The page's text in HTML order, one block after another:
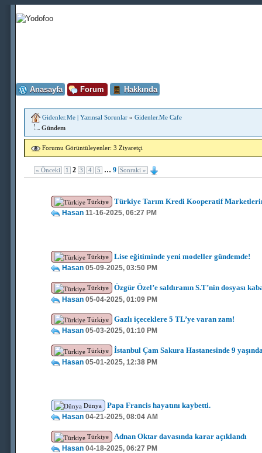
Anasayfa Forum Hakkında
Gidenler.Me | Yazınsal Sorunlar » Gidenler.Me Cafe
Gündem
Forumu Görüntüleyenler: 3 Ziyaretçi
« Önceki 1 2 3 4 5 … 9 Sonraki »
Türkiye Türkiye Tarım Kredi Kooperatif
Hasan 11-16-2025, 06:27 PM
Türkiye Lise eğitiminde yeni modeller gündemde!
Hasan 05-09-2025, 03:50 PM
Türkiye Özgür Özel’e saldıranın S.T’nin dosyası
Hasan 05-04-2025, 01:09 PM
Türkiye Gazlı içeceklere 5 TL’ye varan zam!
Hasan 05-03-2025, 01:10 PM
Türkiye İstanbul Çam Sakura Hastanesinde 9
Hasan 05-01-2025, 12:38 PM
Dünya Papa Francis hayatını kaybetti.
Hasan 04-21-2025, 08:04 AM
Türkiye Adnan Oktar davasında karar açıklandı
Hasan 04-18-2025, 06:27 PM